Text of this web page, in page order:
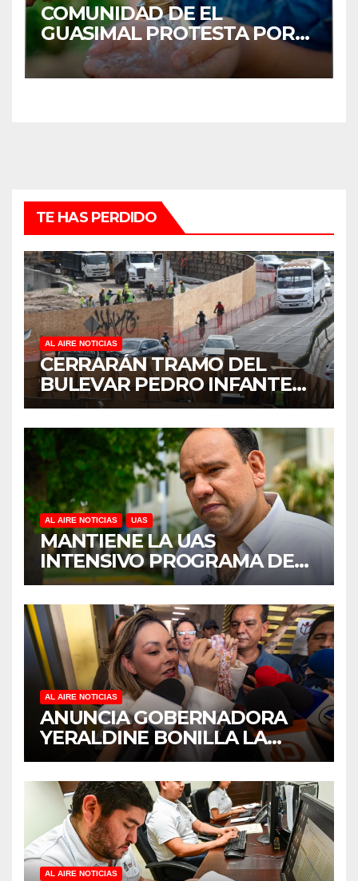
COMUNIDAD DE EL
GUASIMAL PROTESTA POR
FALTA DE AGUA POTABLE EN
MOCORITO
TE HAS PERDIDO
AL AIRE NOTICIAS
CERRARÁN TRAMO DEL
BULEVAR PEDRO INFANTE
PARA ACELERAR OBRAS
ANTES DEL REGRESO A
CLASES
AL AIRE NOTICIAS UAS
MANTIENE LA UAS
INTENSIVO PROGRAMA DE
MANTENIMIENTO Y
REHABILITACIÓN EN SUS
PLANTELES ANTE EL INICIO
DEL CICLO ESCOLAR 2026-
2027
AL AIRE NOTICIAS
ANUNCIA GOBERNADORA
YERALDINE BONILLA LA
REAPERTURA DEL
PROGRAMA “PONTE AL
CORRIENTE” PARA APOYAR
LA ECONOMÍA FAMILIAR EN
SINALOA
AL AIRE NOTICIAS